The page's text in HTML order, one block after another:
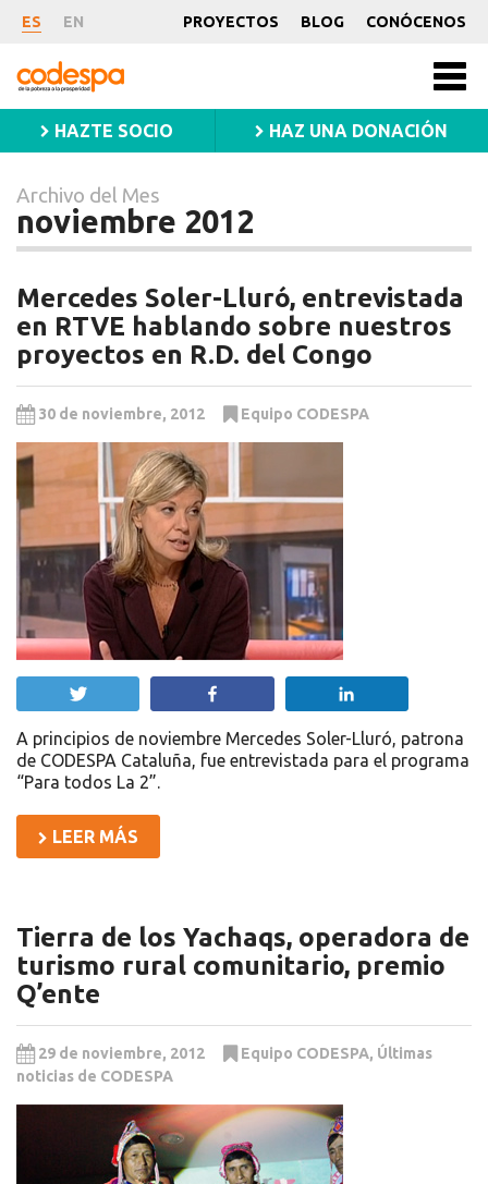
Archivo
Mes
noviembre
2012
ES EN PROYECTOS BLOG CONÓCENOS
CODESPA
HAZTE SOCIO HAZ UNA DONACIÓN
Archivo del Mes
noviembre 2012
Mercedes Soler-Lluró, entrevistada
en RTVE hablando sobre nuestros
proyectos en R.D. del Congo
30 de noviembre, 2012 Equipo CODESPA
A principios de noviembre Mercedes Soler-Lluró, patrona
de CODESPA Cataluña, fue entrevistada para el programa
“Para todos La 2”.
LEER MÁS
Tierra de los Yachaqs, operadora de
turismo rural comunitario, premio
Q’ente
29 de noviembre, 2012 Equipo CODESPA, Últimas
noticias de CODESPA